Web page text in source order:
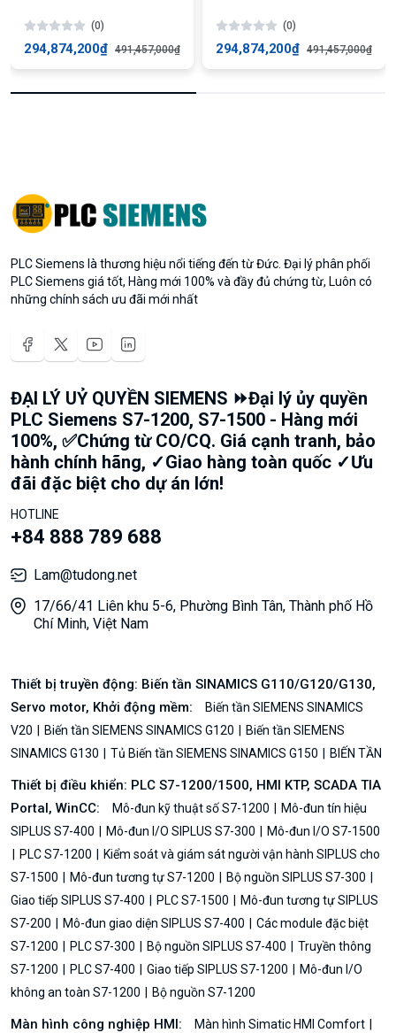
(0)
294,874,200₫ 491,457,000₫
(0)
294,874,200₫ 491,457,000₫
PLC Siemens là thương hiệu nổi tiếng đến từ Đức. Đại lý phân phối
PLC Siemens giá tốt, Hàng mới 100% và đầy đủ chứng từ, Luôn có
những chính sách ưu đãi mới nhất
ĐẠI LÝ UỶ QUYỀN SIEMENS ⏩Đại lý ủy quyền
PLC Siemens S7-1200, S7-1500 - Hàng mới
100%, ✅Chứng từ CO/CQ. Giá cạnh tranh, bảo
hành chính hãng, ✓Giao hàng toàn quốc ✓Ưu
đãi đặc biệt cho dự án lớn!
HOTLINE
+84 888 789 688
Lam@tudong.net
17/66/41 Liên khu 5-6, Phường Bình Tân, Thành phố Hồ
Chí Minh, Việt Nam
Thiết bị truyền động: Biến tần SINAMICS G110/G120/G130,
Servo motor, Khởi động mềm:
Biến tần SIEMENS SINAMICS
V20
Biến tần SIEMENS SINAMICS G120
Biến tần SIEMENS
SINAMICS G130
Tủ Biến tần SIEMENS SINAMICS G150 BIẾN TẦN
Thiết bị điều khiển: PLC S7-1200/1500, HMI KTP, SCADA TIA
Portal, WinCC:
Mô-đun kỹ thuật số S7-1200
Mô-đun tín hiệu
SIPLUS S7-400
Mô-đun I/O SIPLUS S7-300
Mô-đun I/O S7-1500
PLC S7-1200
Kiểm soát và giám sát người vận hành SIPLUS cho
S7-1500
Mô-đun tương tự S7-1200
Bộ nguồn SIPLUS S7-300
Giao tiếp SIPLUS S7-400
PLC S7-1500
Mô-đun tương tự SIPLUS
S7-200
Mô-đun giao diện SIPLUS S7-400
Các module đặc biệt
S7-1200
PLC S7-300 Bộ nguồn SIPLUS S7-400
Truyền thông
S7-1200
PLC S7-400 Giao tiếp SIPLUS S7-1200
Mô-đun I/O
không an toàn S7-1200
Bộ nguồn S7-1200
Màn hình công nghiệp HMI:
Màn hình Simatic HMI Comfort